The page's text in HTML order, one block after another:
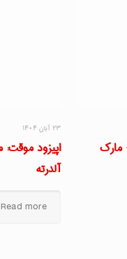
سیاه؛ مارک
۲۳ آبان ۱۴۰۴
آلدرته
Read more